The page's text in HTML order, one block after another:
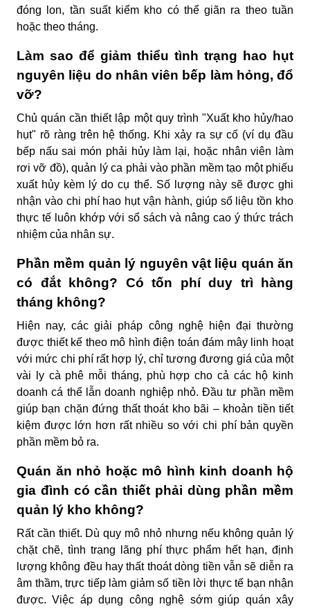
đóng lon, tần suất kiểm kho có thể giãn ra theo tuần
hoặc theo tháng.
Làm sao để giảm thiểu tình trạng hao hụt
nguyên liệu do nhân viên bếp làm hỏng, đổ
vỡ?
Chủ quán cần thiết lập một quy trình "Xuất kho hủy/hao
hụt" rõ ràng trên hệ thống. Khi xảy ra sự cố (ví dụ đầu
bếp nấu sai món phải hủy làm lại, hoặc nhân viên làm
rơi vỡ đồ), quản lý ca phải vào phần mềm tạo một phiếu
xuất hủy kèm lý do cụ thể. Số lượng này sẽ được ghi
nhận vào chi phí hao hụt vận hành, giúp số liệu tồn kho
thực tế luôn khớp với sổ sách và nâng cao ý thức trách
nhiệm của nhân sự.
Phần mềm quản lý nguyên vật liệu quán ăn
có đắt không? Có tốn phí duy trì hàng
tháng không?
Hiện nay, các giải pháp công nghệ hiện đại thường
được thiết kế theo mô hình điện toán đám mây linh hoạt
với mức chi phí rất hợp lý, chỉ tương đương giá của một
vài ly cà phê mỗi tháng, phù hợp cho cả các hộ kinh
doanh cá thể lẫn doanh nghiệp nhỏ. Đầu tư phần mềm
giúp bạn chặn đứng thất thoát kho bãi – khoản tiền tiết
kiệm được lớn hơn rất nhiều so với chi phí bản quyền
phần mềm bỏ ra.
Quán ăn nhỏ hoặc mô hình kinh doanh hộ
gia đình có cần thiết phải dùng phần mềm
quản lý kho không?
Rất cần thiết. Dù quy mô nhỏ nhưng nếu không quản lý
chặt chẽ, tình trạng lãng phí thực phẩm hết hạn, định
lượng không đều hay thất thoát dòng tiền vẫn sẽ diễn ra
âm thầm, trực tiếp làm giảm số tiền lời thực tế bạn nhận
được. Việc áp dụng công nghệ sớm giúp quán xây